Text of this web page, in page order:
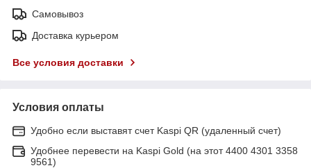
Самовывоз
Доставка курьером
Все условия доставки
Условия оплаты
Удобно если выставят счет Kaspi QR (удаленный счет)
Удобнее перевести на Kaspi Gold (на этот 4400 4301 3358
9561)